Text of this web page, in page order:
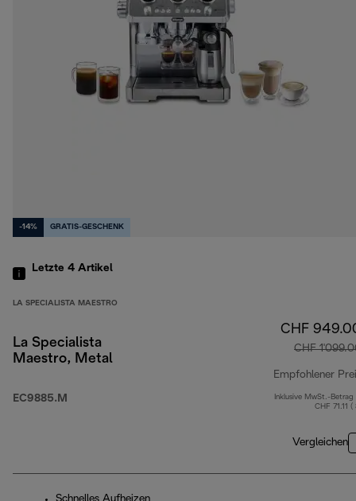
-14% GRATIS-GESCHENK
Letzte 4 Artikel
LA SPECIALISTA MAESTRO
La Specialista
Maestro, Metal
EC9885.M
CHF
CHF
Empfohlener
Inklusive MwSt.-Betrag
CHF 71.11 (
Vergleichen